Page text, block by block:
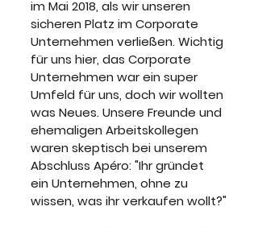
im Mai 2018, als wir unseren
sicheren Platz im Corporate
Unternehmen verließen. Wichtig
für uns hier, das Corporate
Unternehmen war ein super
Umfeld für uns, doch wir wollten
was Neues. Unsere Freunde und
ehemaligen Arbeitskollegen
waren skeptisch bei unserem
Abschluss Apéro: "Ihr gründet
ein Unternehmen, ohne zu
wissen, was ihr verkaufen wollt?"